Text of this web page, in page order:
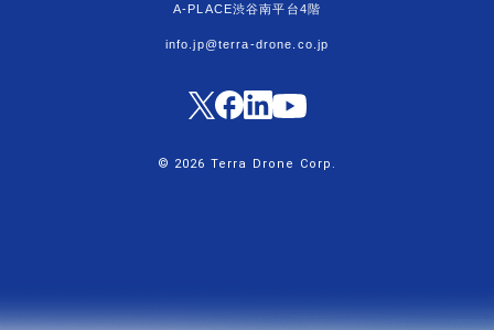
A-PLACE渋谷南平台4階
info.jp@terra-drone.co.jp
© 2026 Terra Drone Corp.